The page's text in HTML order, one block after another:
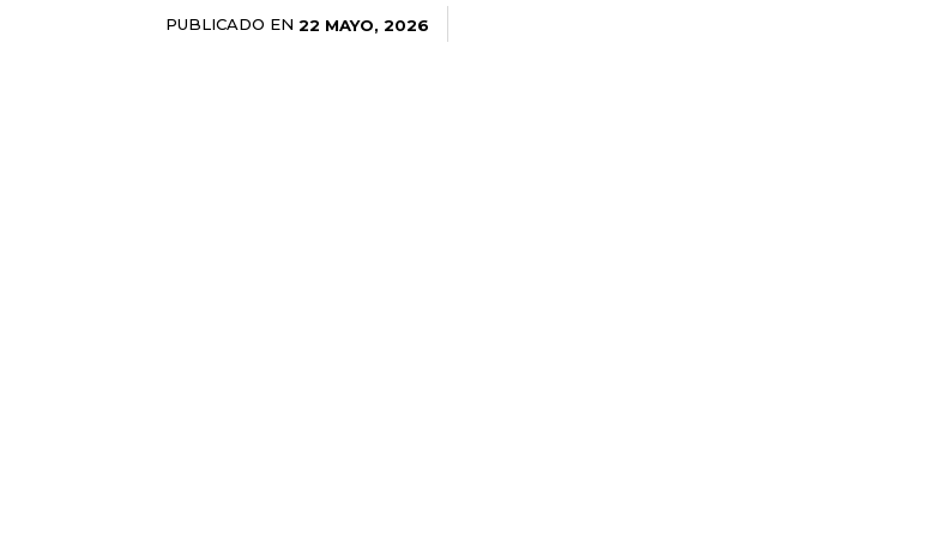
PUBLICADO EN 22 MAYO, 2026